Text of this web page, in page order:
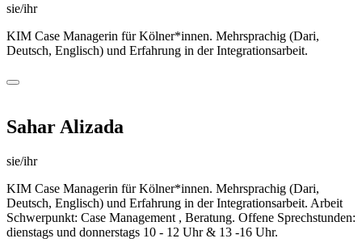
sie/ihr
KIM Case Managerin für Kölner*innen. Mehrsprachig (Dari,
Deutsch, Englisch) und Erfahrung in der Integrationsarbeit.
Sahar Alizada
sie/ihr
KIM Case Managerin für Kölner*innen. Mehrsprachig (Dari,
Deutsch, Englisch) und Erfahrung in der Integrationsarbeit. Arbeit
Schwerpunkt: Case Management , Beratung. Offene Sprechstunden:
dienstags und donnerstags 10 - 12 Uhr & 13 -16 Uhr.